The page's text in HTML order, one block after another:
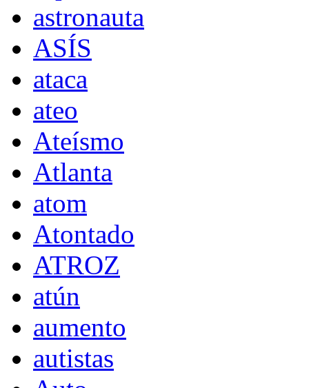
astronauta
ASÍS
ataca
ateo
Ateísmo
Atlanta
atom
Atontado
ATROZ
atún
aumento
autistas